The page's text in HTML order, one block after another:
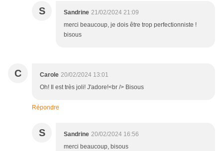
S Sandrine 21/02/2024 21:09
merci beaucoup, je dois être trop perfectionniste !
bisous
C Carole 20/02/2024 13:01
Oh! Il est très joli! J'adore!<br /> Bisous
Répondre
S Sandrine 20/02/2024 16:56
merci beaucoup, bisous